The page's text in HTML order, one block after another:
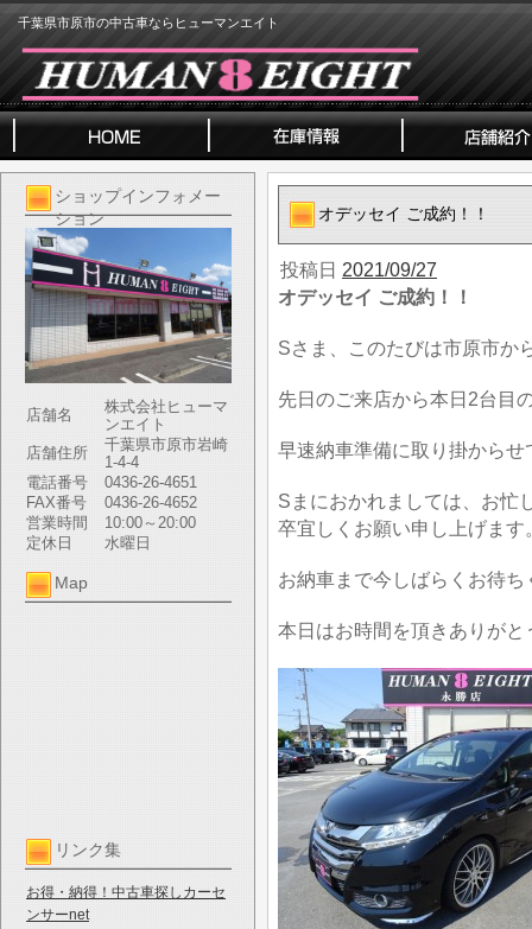
千葉県市原市の中古車ならヒューマンエイト
ショップインフォメー
ション
店舗名
株式会社ヒューマ
ンエイト
店舗住所
千葉県市原市岩崎
1-4-4
電話番号
0436-26-4651
FAX番号
0436-26-4652
営業時間
10:00～20:00
定休日
水曜日
Map
リンク集
お得・納得！中古車探しカーセ
ンサーnet
オデッセイ ご成約！！
投稿日 2021/09/27
オデッセイ ご成約！！
Sさま、このたびは市原市か
先日のご来店から本日2台目
早速納車準備に取り掛からせ
Sまにおかれましては、お忙
卒宜しくお願い申し上げます
お納車まで今しばらくお待ち
本日はお時間を頂きありがと